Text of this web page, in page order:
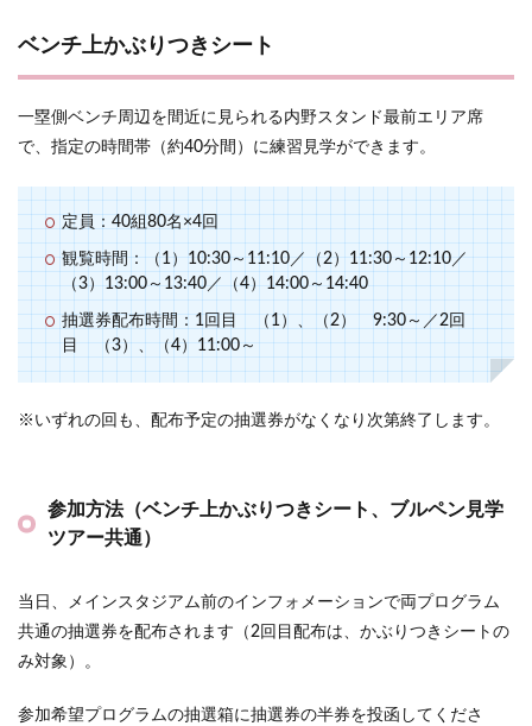
ベンチ上かぶりつきシート
一塁側ベンチ周辺を間近に見られる内野スタンド最前エリア席
で、指定の時間帯（約40分間）に練習見学ができます。
定員：40組80名×4回
観覧時間：（1）10:30～11:10／（2）11:30～12:10／
（3）13:00～13:40／（4）14:00～14:40
抽選券配布時間：1回目 （1）、（2） 9:30～／2回
目 （3）、（4）11:00～
※いずれの回も、配布予定の抽選券がなくなり次第終了します。
参加方法（ベンチ上かぶりつきシート、ブルペン見学
ツアー共通）
当日、メインスタジアム前のインフォメーションで両プログラム
共通の抽選券を配布されます（2回目配布は、かぶりつきシートの
み対象）。
参加希望プログラムの抽選箱に抽選券の半券を投函してくださ